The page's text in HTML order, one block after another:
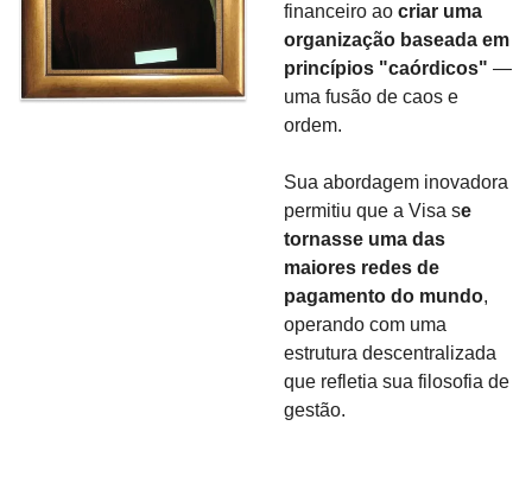
financeiro ao criar uma
organização baseada em
princípios "caórdicos" —
uma fusão de caos e
ordem.
Sua abordagem inovadora
permitiu que a Visa se
tornasse uma das
maiores redes de
pagamento do mundo,
operando com uma
estrutura descentralizada
que refletia sua filosofia de
gestão.